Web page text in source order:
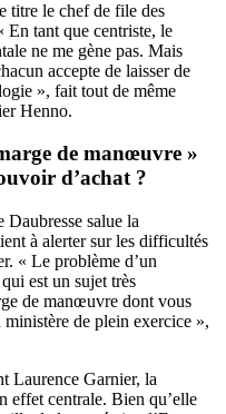
titre le chef de file des
En tant que centriste, le
ne me gène pas. Mais
accepte de laisser de
», fait tout de même
Henno.
de manœuvre »
d’achat ?
salue la
à alerter sur les difficultés
« Le problème d’un
est un sujet très
de manœuvre dont vous
de plein exercice »,
Laurence Garnier, la
effet centrale. Bien qu’elle